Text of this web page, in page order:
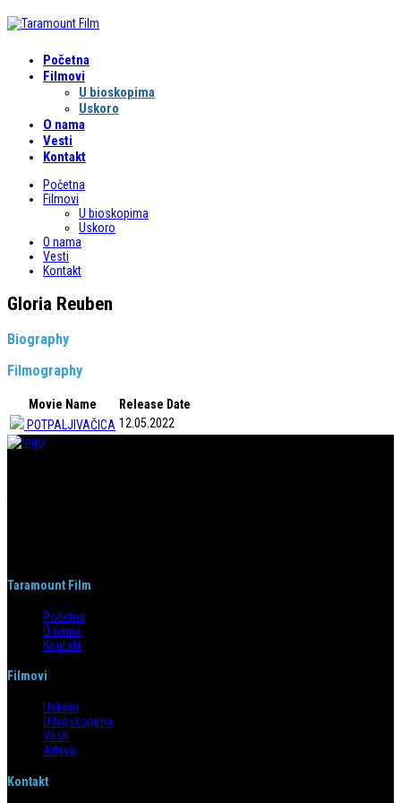
Početna
Filmovi
U bioskopima
Uskoro
O nama
Vesti
Kontakt
Početna
Filmovi
U bioskopima
Uskoro
O nama
Vesti
Kontakt
Gloria Reuben
Biography
Filmography
Movie Name
Release Date
POTPALJIVAČICA 12.05.2022
Taramount Film
Početna
O nama
Kontakt
Filmovi
Uskoro
U bioskopima
Vesti
Arhiva
Kontakt